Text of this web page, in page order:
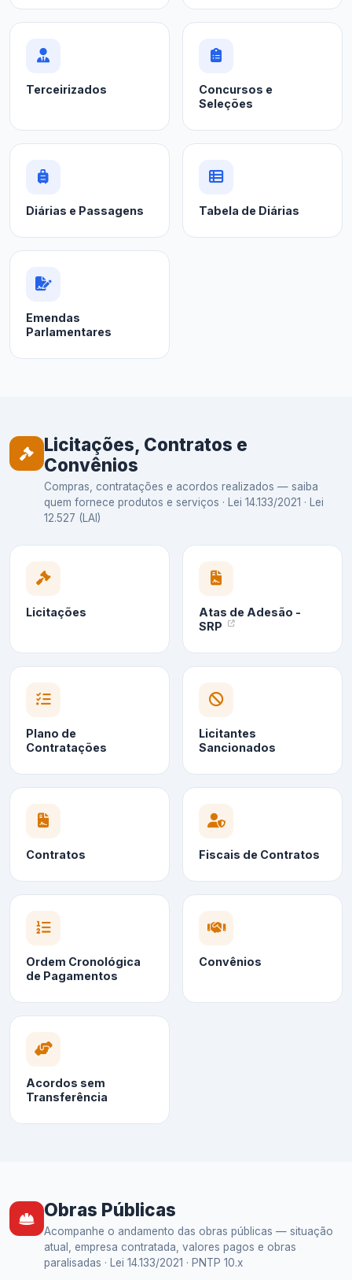
Terceirizados
Concursos e
Seleções
Diárias e Passagens Tabela de Diárias
Emendas
Parlamentares
Licitações, Contratos e
Convênios
Compras, contratações e acordos realizados — saiba
quem fornece produtos e serviços · Lei 14.133/2021 · Lei
12.527 (LAI)
Licitações
Atas de Adesão -
SRP
Plano de
Contratações
Licitantes
Sancionados
Contratos Fiscais de Contratos
Ordem Cronológica
de Pagamentos
Convênios
Acordos sem
Transferência
Obras Públicas
Acompanhe o andamento das obras públicas — situação
atual, empresa contratada, valores pagos e obras
paralisadas · Lei 14.133/2021 · PNTP 10.x